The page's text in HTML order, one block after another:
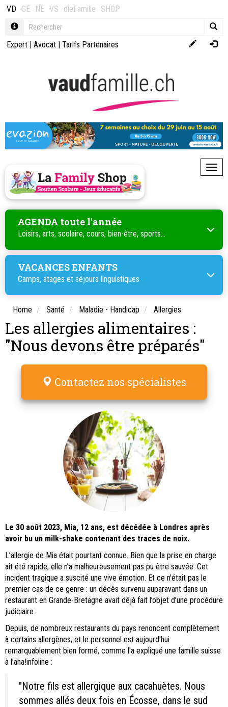
VD GE NE VS dieFamilie SHOP
Expert | Avocat | Tarifs Partenaires
AGENDA toute l'année
Loisirs, arts, scolaire, cours, bien-être, sports...
VACANCES ENFANTS
Camps, stages et séjours linguistiques
Home Santé Maladie - Handicap Allergies
Les allergies alimentaires :
"Nous devons être préparés"
Contactez nos spécialistes
Le 30 août 2023, Mia, 12 ans, est décédée à Londres après
avoir bu un milk-shake contenant des traces de noix.
L’allergie de Mia était pourtant connue. Bien que la prise en charge
ait été rapide, elle n’a malheureusement pas pu être sauvée. Cet
incident tragique a suscité une vive émotion. Et ce n'était pas le
premier cas de ce genre : un décès survenu auparavant dans un
restaurant en Grande-Bretagne avait déjà fait l’objet d’une procédure
judiciaire.
Depuis, de nombreux restaurants du pays renoncent complètement
à certains allergènes, et le personnel est aujourd'hui
remarquablement bien formé, comme l'a expliqué une famille suisse
à l’aha!infoline :
"Notre fils est allergique aux cacahuètes. Nous
sommes allés deux fois en Écosse, dans le sud